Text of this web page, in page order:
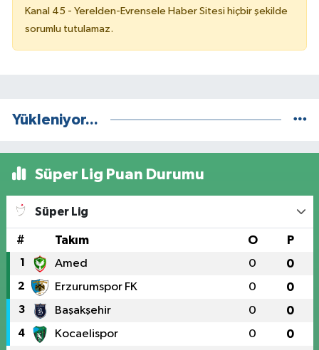
Kanal 45 - Yerelden-Evrensele Haber Sitesi hiçbir şekilde
sorumlu tutulamaz.
Yükleniyor...
Süper Lig Puan Durumu
Süper Lig
# Takım O P
1 Amed 0 0
2 Erzurumspor FK 0 0
3 Başakşehir 0 0
4 Kocaelispor 0 0